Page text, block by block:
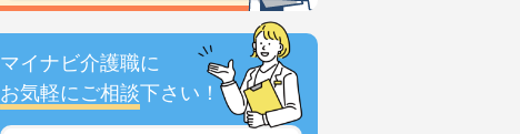
マイナビ介護職に
お気軽にご相談下さい！